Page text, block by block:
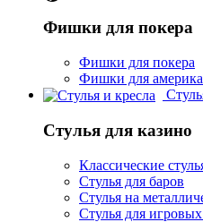
Фишки для покера
Фишки для покера
Фишки для
Стулья для казино
Классические
Стулья для баров
Стулья на
Стулья для